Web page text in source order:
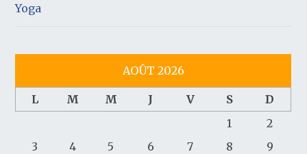
Yoga
AOÛT 2026
L M M J V S
D
1
2
3
4 5 6 7 8
9